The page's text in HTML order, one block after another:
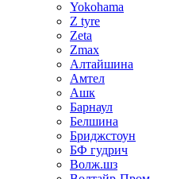
Yokohama
Z tyre
Zeta
Zmax
Алтайшина
Амтел
Ашк
Барнаул
Белшина
Бриджстоун
БФ гудрич
Волж.шз